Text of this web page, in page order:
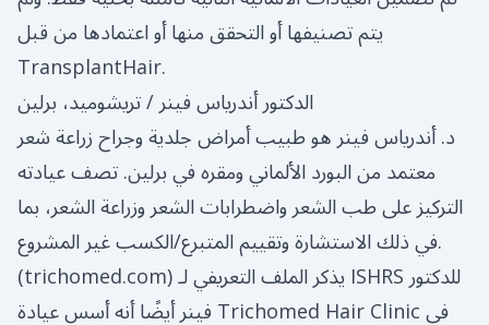
يتم تصنيفها أو التحقق منها أو اعتمادها من قبل
TransplantHair.
الدكتور أندرياس فينر / تريشوميد، برلين
د. أندرياس فينر هو طبيب أمراض جلدية وجراح زراعة شعر
معتمد من البورد الألماني ومقره في برلين. تصف عيادته
التركيز على طب الشعر واضطرابات الشعر وزراعة الشعر، بما
في ذلك الاستشارة وتقييم المتبرع/الكسب غير المشروع.
(trichomed.com) يذكر الملف التعريفي لـ ISHRS للدكتور
فينر أيضًا أنه أسس عيادة Trichomed Hair Clinic في